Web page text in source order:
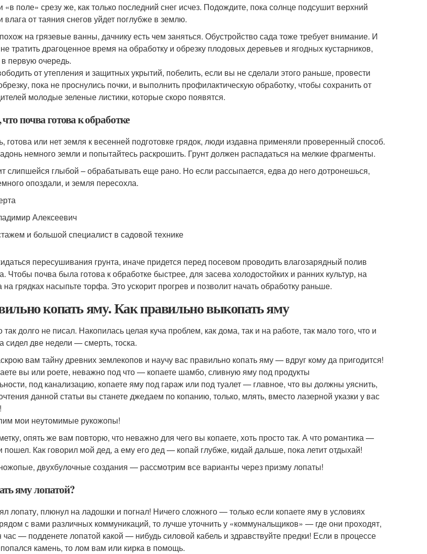
«в поле» срезу же, как только последний снег исчез. Подождите, пока солнце подсушит верхний
влага от таяния снегов уйдет поглубже в землю.
на грязевые ванны, дачнику есть чем заняться. Обустройство сада тоже требует внимание. И
тратить драгоценное время на обработку и обрезку плодовых деревьев и ягодных кустарников,
в первую очередь.
от утепления и защитных укрытий, побелить, если вы не сделали этого раньше, провести
пока не проснулись почки, и выполнить профилактическую обработку, чтобы сохранить от
молодые зеленые листики, которые скоро появятся.
почва готова к обработке
готова или нет земля к весенней подготовке грядок, люди издавна применяли проверенный способ.
немного земли и попытайтесь раскрошить. Грунт должен распадаться на мелкие фрагменты.
слипшейся глыбой – обрабатывать еще рано. Но если рассыпается, едва до него дотронешься,
опоздали, и земля пересохла.
Алексеевич
и большой специалист в садовой технике
пересушивания грунта, иначе придется перед посевом проводить влагозарядный полив
Чтобы почва была готова к обработке быстрее, для засева холодостойких и ранних культур, на
на грядках насыпьте торфа. Это ускорит прогрев и позволит начать обработку раньше.
копать яму. Как правильно выкопать яму
так долго не писал. Накопилась целая куча проблем, как дома, так и на работе, так мало того, что и
сидел две недели — смерть, тоска.
вам тайну древних землекопов и научу вас правильно копать яму — вдруг кому да пригодится!
вы или роете, неважно под что — копаете шамбо, сливную яму под продукты
под канализацию, копаете яму под гараж или под туалет — главное, что вы должны уяснить,
данной статьи вы станете джедаем по копанию, только, млять, вместо лазерной указки у вас
мои неутомимые рукожопы!
опять же вам повторю, что неважно для чего вы копаете, хоть просто так. А что романтика —
пошел. Как говорил мой дед, а ему его дед — копай глубже, кидай дальше, пока летит отдыхай!
двухбулочные создания — рассмотрим все варианты через призму лопаты!
яму лопатой?
лопату, плюнул на ладошки и погнал! Ничего сложного — только если копаете яму в условиях
с вами различных коммуникаций, то лучше уточнить у «коммунальщиков» — где они проходят,
час — подденете лопатой какой — нибудь силовой кабель и здравствуйте предки! Если в процессе
камень, то лом вам или кирка в помощь.